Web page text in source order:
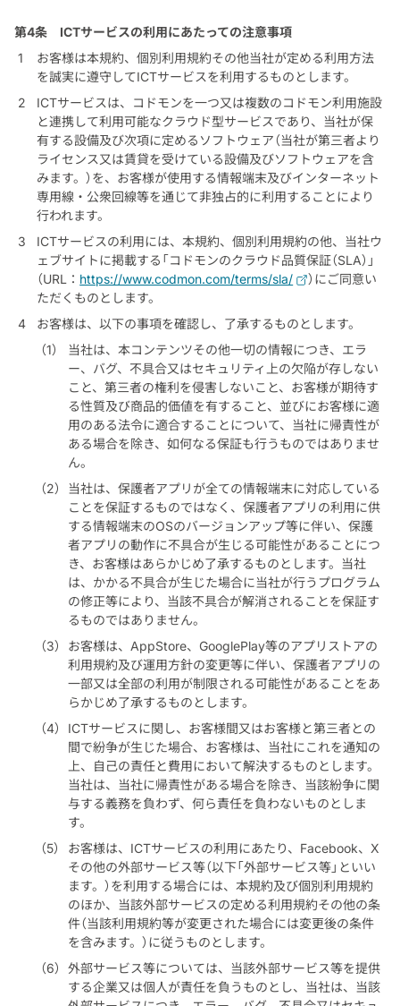
第4条
ICTサービスの利用にあたっての注意事項
お客様は本規約、個別利用規約その他当社が定める利用方法
を誠実に遵守してICTサービスを利用するものとします。
ICTサービスは、コドモンを一つ又は複数のコドモン利用施設
と連携して利用可能なクラウド型サービスであり、当社が保
有する設備及び次項に定めるソフトウェア（当社が第三者より
ライセンス又は賃貸を受けている設備及びソフトウェアを含
みます。）を、お客様が使用する情報端末及びインターネット
専用線・公衆回線等を通じて非独占的に利用することにより
行われます。
ICTサービスの利用には、本規約、個別利用規約の他、当社ウ
ェブサイトに掲載する「コドモンのクラウド品質保証（SLA）」
（URL： https://www.codmon.com/terms/sla/
）にご同意い
ただくものとします。
お客様は、以下の事項を確認し、了承するものとします。
当社は、本コンテンツその他一切の情報につき、エラ
ー、バグ、不具合又はセキュリティ上の欠陥が存しない
こと、第三者の権利を侵害しないこと、お客様が期待す
る性質及び商品的価値を有すること、並びにお客様に適
用のある法令に適合することについて、当社に帰責性が
ある場合を除き、如何なる保証も行うものではありませ
ん。
当社は、保護者アプリが全ての情報端末に対応している
ことを保証するものではなく、保護者アプリの利用に供
する情報端末のOSのバージョンアップ等に伴い、保護
者アプリの動作に不具合が生じる可能性があることにつ
き、お客様はあらかじめ了承するものとします。当社
は、かかる不具合が生じた場合に当社が行うプログラム
の修正等により、当該不具合が解消されることを保証す
るものではありません。
お客様は、AppStore、GooglePlay等のアプリストアの
利用規約及び運用方針の変更等に伴い、保護者アプリの
一部又は全部の利用が制限される可能性があることをあ
らかじめ了承するものとします。
ICTサービスに関し、お客様間又はお客様と第三者との
間で紛争が生じた場合、お客様は、当社にこれを通知の
上、自己の責任と費用において解決するものとします。
当社は、当社に帰責性がある場合を除き、当該紛争に関
与する義務を負わず、何ら責任を負わないものとしま
す。
お客様は、ICTサービスの利用にあたり、Facebook、X
その他の外部サービス等（以下「外部サービス等」といい
ます。）を利用する場合には、本規約及び個別利用規約
のほか、当該外部サービスの定める利用規約その他の条
件（当該利用規約等が変更された場合には変更後の条件
を含みます。）に従うものとします。
外部サービス等については、当該外部サービス等を提供
する企業又は個人が責任を負うものとし、当社は、当該